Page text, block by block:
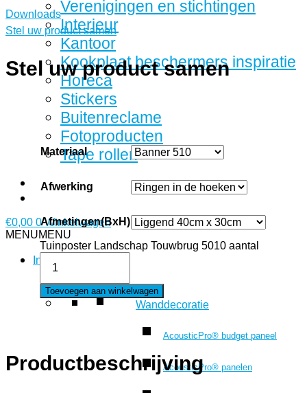
Verenigingen en stichtingen
Interieur
Kantoor
Kookplaat beschermers inspiratie
Horeca
Stickers
Buitenreclame
Fotoproducten
Tape rollen
€0,00 0 Winkelwagen
MENUMENU
Interieur
Wanddecoratie
AcousticPro® budget paneel
AcousticPro® panelen
Downloads
Stel uw product samen
Stel uw product samen
Materiaal
Afwerking
Afmetingen(BxH)
Tuinposter Landschap Touwbrug 5010 aantal
Toevoegen aan winkelwagen
Productbeschrijving